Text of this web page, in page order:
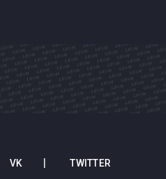
VK TWITTER